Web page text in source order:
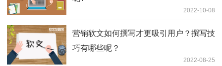
2022-10-08
营销软文如何撰写才更吸引用户？撰写技
巧有哪些呢？
2022-08-25